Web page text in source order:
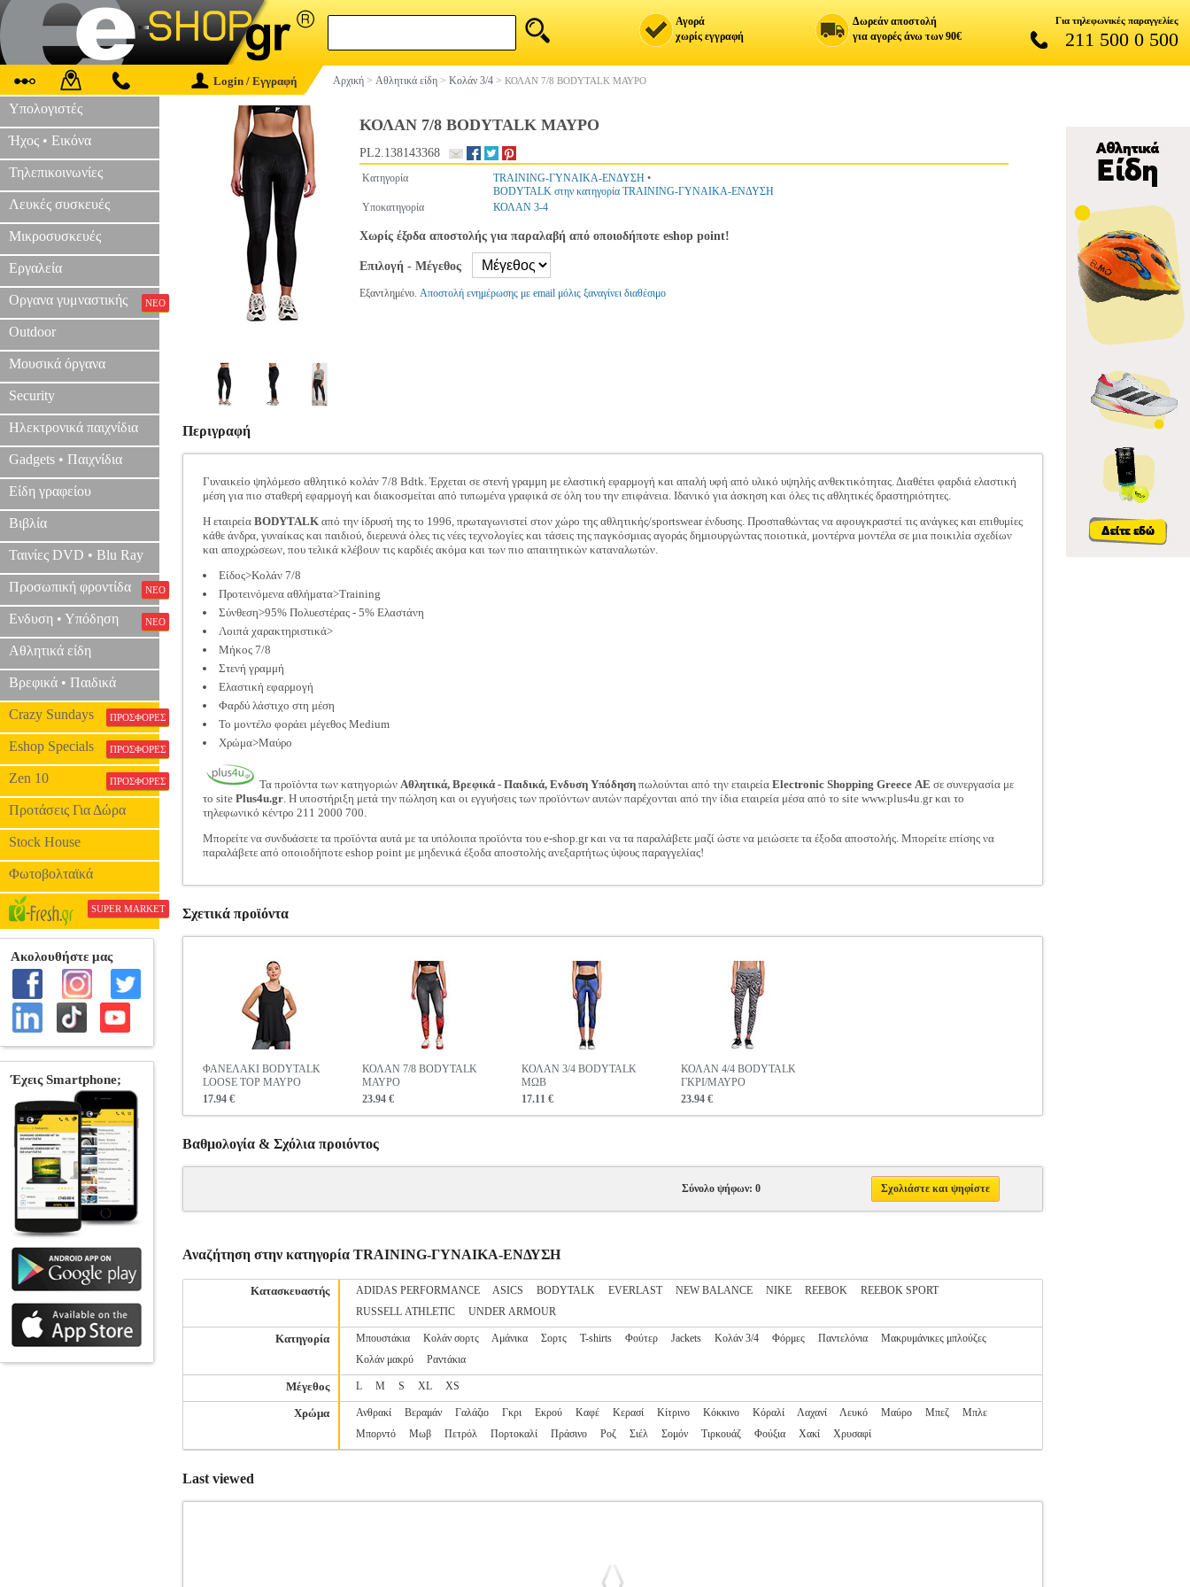
Αγορά
χωρίς εγγραφή
Δωρεάν αποστολή
για αγορές άνω των 90€
Για τηλεφωνικές παραγγελίες
211 500 0 500
Login / Εγγραφή Αρχική > Αθλητικά είδη > Κολάν 3/4 > ΚΟΛΑΝ 7/8 BODYTALK ΜΑΥΡΟ
Υπολογιστές
Ήχος • Εικόνα
Τηλεπικοινωνίες
Λευκές συσκευές
Μικροσυσκευές
Εργαλεία
Οργανα γυμναστικής ΝΕΟ
Outdoor
Μουσικά όργανα
Security
Ηλεκτρονικά παιχνίδια
Gadgets • Παιχνίδια
Είδη γραφείου
Βιβλία
Ταινίες DVD • Blu Ray
Προσωπική φροντίδα ΝΕΟ
Ενδυση • Υπόδηση ΝΕΟ
Αθλητικά είδη
Βρεφικά • Παιδικά
Crazy Sundays ΠΡΟΣΦΟΡΕΣ
Eshop Specials ΠΡΟΣΦΟΡΕΣ
Zen 10 ΠΡΟΣΦΟΡΕΣ
Προτάσεις Για Δώρα
Stock House
Φωτοβολταϊκά
SUPER MARKET
ΚΟΛΑΝ 7/8 BODYTALK ΜΑΥΡΟ
PL2.138143368
Κατηγορία TRAINING-ΓΥΝΑΙΚΑ-ΕΝΔΥΣΗ •
BODYTALK στην κατηγορία TRAINING-ΓΥΝΑΙΚΑ-ΕΝΔΥΣΗ
Υποκατηγορία
ΚΟΛΑΝ 3-4
Χωρίς έξοδα αποστολής για παραλαβή από οποιοδήποτε eshop point!
Επιλογή - Μέγεθος
Εξαντλημένο. Αποστολή ενημέρωσης με email μόλις ξαναγίνει διαθέσιμο
Περιγραφή
Γυναικείο ψηλόμεσο αθλητικό κολάν 7/8 Bdtk. Έρχεται σε στενή γραμμη με ελαστική εφαρμογή και απαλή υφή από υλικό υψηλής ανθεκτικότητας. Διαθέτει φαρδιά ελαστική
μέση για πιο σταθερή εφαρμογή και διακοσμείται από τυπωμένα γραφικά σε όλη του την επιφάνεια. Ιδανικό για άσκηση και όλες τις αθλητικές δραστηριότητες.
Η εταιρεία BODYTALK από την ίδρυσή της το 1996, πρωταγωνιστεί στον χώρο της αθλητικής/sportswear ένδυσης. Προσπαθώντας να αφουγκραστεί τις ανάγκες και επιθυμίες
κάθε άνδρα, γυναίκας και παιδιού, διερευνά όλες τις νέες τεχνολογίες και τάσεις της παγκόσμιας αγοράς δημιουργώντας ποιοτικά, μοντέρνα μοντέλα σε μια ποικιλία σχεδίων
και αποχρώσεων, που τελικά κλέβουν τις καρδιές ακόμα και των πιο απαιτητικών καταναλωτών.
Είδος>Κολάν 7/8
Προτεινόμενα αθλήματα>Training
Σύνθεση>95% Πολυεστέρας - 5% Ελαστάνη
Λοιπά χαρακτηριστικά>
Μήκος 7/8
Στενή γραμμή
Ελαστική εφαρμογή
Φαρδύ λάστιχο στη μέση
Το μοντέλο φοράει μέγεθος Μedium
Χρώμα>Μαύρο
Τα προϊόντα των κατηγοριών Αθλητικά, Βρεφικά - Παιδικά, Ενδυση Υπόδηση πωλούνται από την εταιρεία Electronic Shopping Greece ΑΕ σε συνεργασία με
το site Plus4u.gr. Η υποστήριξη μετά την πώληση και οι εγγυήσεις των προϊόντων αυτών παρέχονται από την ίδια εταιρεία μέσα από το site www.plus4u.gr και το
τηλεφωνικό κέντρο 211 2000 700.
Μπορείτε να συνδυάσετε τα προϊόντα αυτά με τα υπόλοιπα προϊόντα του e-shop.gr και να τα παραλάβετε μαζί ώστε να μειώσετε τα έξοδα αποστολής. Μπορείτε επίσης να
παραλάβετε από οποιοδήποτε eshop point με μηδενικά έξοδα αποστολής ανεξαρτήτως ύψους παραγγελίας!
Σχετικά προϊόντα
ΦΑΝΕΛΑΚΙ BODYTALK
LOOSE TOP ΜΑΥΡΟ
17.94 €
ΚΟΛΑΝ 7/8 BODYTALK
ΜΑΥΡΟ
23.94 €
ΚΟΛΑΝ 3/4 BODYTALK
ΜΩΒ
17.11 €
ΚΟΛΑΝ 4/4 BODYTALK
ΓΚΡΙ/ΜΑΥΡΟ
23.94 €
Βαθμολογία & Σχόλια προιόντος
Σύνολο ψήφων: 0 Σχολιάστε και ψηφίστε
Αναζήτηση στην κατηγορία TRAINING-ΓΥΝΑΙΚΑ-ΕΝΔΥΣΗ
Κατασκευαστής ADIDAS PERFORMANCE ASICS BODYTALK EVERLAST NEW BALANCE NIKE REEBOK
REEBOK SPORT
RUSSELL ATHLETIC
UNDER ARMOUR
Κατηγορία Μπουστάκια Κολάν σορτς Αμάνικα Σορτς T-shirts Φούτερ Jackets Κολάν 3/4 Φόρμες Παντελόνια
Μακρυμάνικες μπλούζες
Κολάν μακρύ
Ραντάκια
Μέγεθος L M S XL XS
Χρώμα Ανθρακί Βεραμάν Γαλάζιο Γκρι Εκρού Καφέ Κερασί Κίτρινο Κόκκινο Κόραλί Λαχανί Λευκό Μαύρο Μπεζ
Μπλε
Μπορντό
Μωβ Πετρόλ Πορτοκαλί Πράσινο Ροζ Σιέλ Σομόν Τιρκουάζ Φούξια Χακί Χρυσαφί
Last viewed